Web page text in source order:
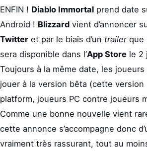
ENFIN ! Diablo Immortal prend date
Android ! Blizzard vient d’annoncer
Twitter et par le biais d’un trailerque
sera disponible dans l’App Store le 2
Toujours à la même date, les
jouer à la version bêta (cette version
platform, joueurs PC contre joueurs
Comme une bonne nouvelle vient
cette annonce s’accompagne donc
vraiment très rassurant, tout au